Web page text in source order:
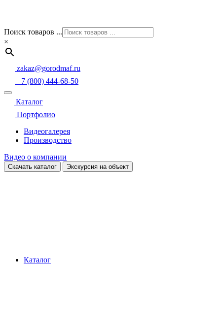
Поиск товаров ...
×
zakaz@gorodmaf.ru
+7 (800) 444-68-50
Каталог
Портфолио
Видеогалерея
Производство
Видео о компании
Скачать каталог Экскурсия на объект
Каталог